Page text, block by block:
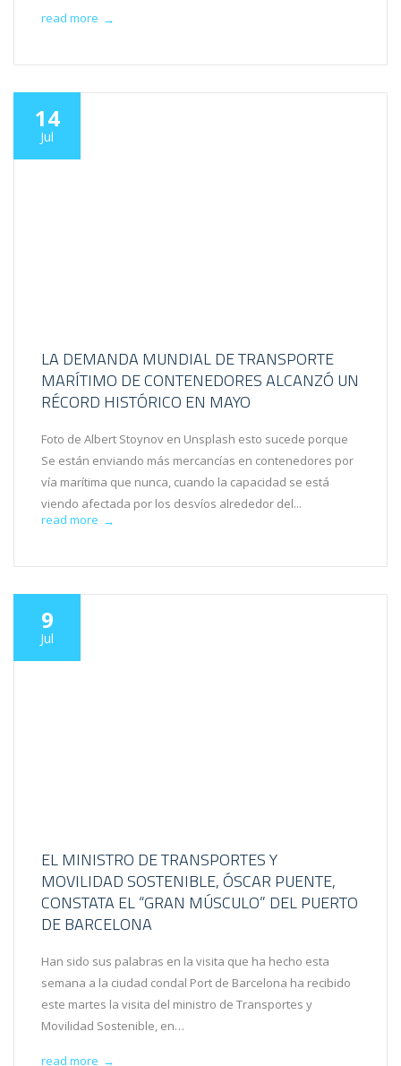
read more →
14
Jul
LA DEMANDA MUNDIAL DE TRANSPORTE
MARÍTIMO DE CONTENEDORES ALCANZÓ UN
RÉCORD HISTÓRICO EN MAYO
Foto de Albert Stoynov en Unsplash esto sucede porque
Se están enviando más mercancías en contenedores por
vía marítima que nunca, cuando la capacidad se está
viendo afectada por los desvíos alrededor del...
read more →
9
Jul
EL MINISTRO DE TRANSPORTES Y
MOVILIDAD SOSTENIBLE, ÓSCAR PUENTE,
CONSTATA EL “GRAN MÚSCULO” DEL PUERTO
DE BARCELONA
Han sido sus palabras en la visita que ha hecho esta
semana a la ciudad condal Port de Barcelona ha recibido
este martes la visita del ministro de Transportes y
Movilidad Sostenible, en…
read more →